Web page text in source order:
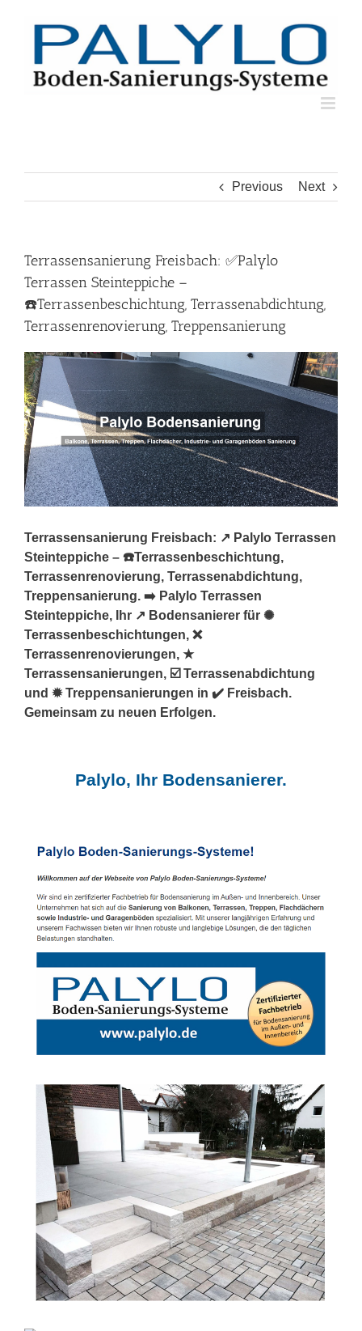
Previous Next
Terrassensanierung Freisbach: ✅Palylo
Terrassen Steinteppiche –
☎️Terrassenbeschichtung, Terrassenabdichtung,
Terrassenrenovierung, Treppensanierung
Terrassensanierung Freisbach: ↗️ Palylo Terrassen
Steinteppiche – ☎️Terrassenbeschichtung,
Terrassenrenovierung, Terrassenabdichtung,
Treppensanierung. ➡️ Palylo Terrassen
Steinteppiche, Ihr ↗️ Bodensanierer für ✺
Terrassenbeschichtungen, ❌
Terrassenrenovierungen, ★
Terrassensanierungen, ☑️ Terrassenabdichtung
und ✹ Treppensanierungen in ✔️ Freisbach.
Gemeinsam zu neuen Erfolgen.
Palylo, Ihr Bodensanierer.